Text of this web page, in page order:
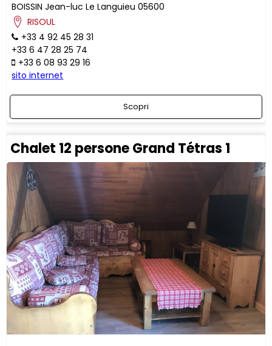
BOISSIN Jean-luc Le Languieu 05600
RISOUL
+33 4 92 45 28 31
+33 6 47 28 25 74
+33 6 08 93 29 16
sito internet
Scopri
Chalet 12 persone Grand Tétras 1